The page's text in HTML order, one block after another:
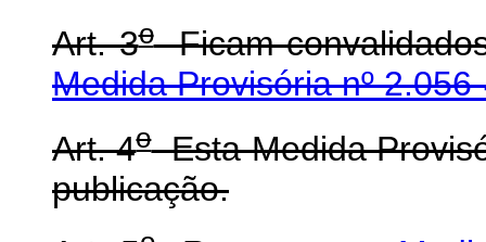
Art. 3oFicam
Medida Provisória nº
Art. 4oEsta Medida
publicação.